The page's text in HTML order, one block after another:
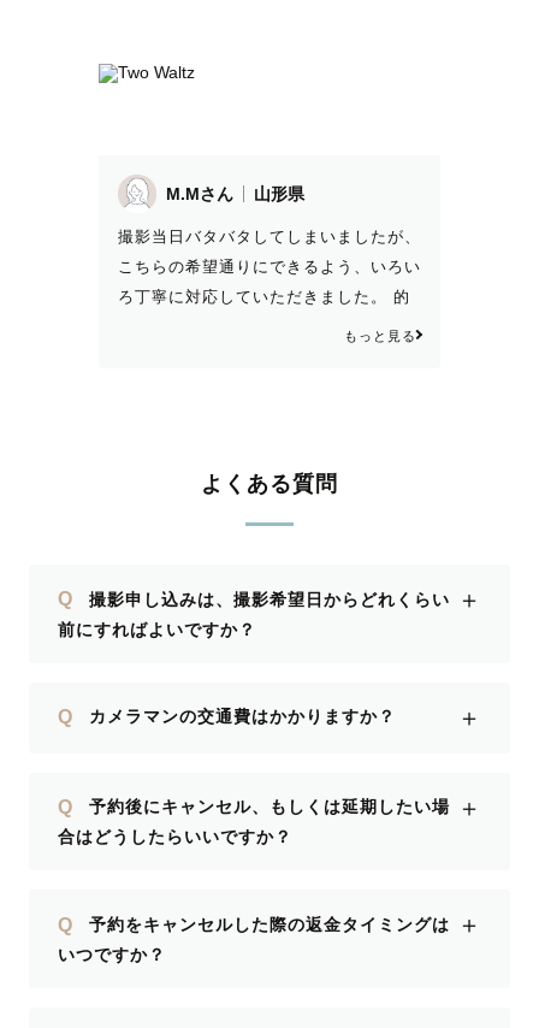
M.Mさん 山形県
撮影当日バタバタしてしまいましたが、
こちらの希望通りにできるよう、いろい
ろ丁寧に対応していただきました。 的
確なポーズ指導やカット提案など、とて
♡) 納品も早くて助かりました😊 素敵
もっと見る
よくある質問
Q
撮影申し込みは、撮影希望日からどれくらい
前にすればよいですか？
＋
Q カメラマンの交通費はかかりますか？ ＋
Q
予約後にキャンセル、もしくは延期したい場
合はどうしたらいいですか？
＋
Q
予約をキャンセルした際の返金タイミングは
いつですか？
＋